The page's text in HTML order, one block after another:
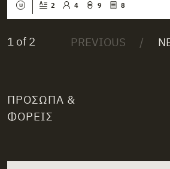
U 2 4 9 8
1 of 2
ΠΡΌΣΩΠΑ &
ΦΟΡΕΊΣ